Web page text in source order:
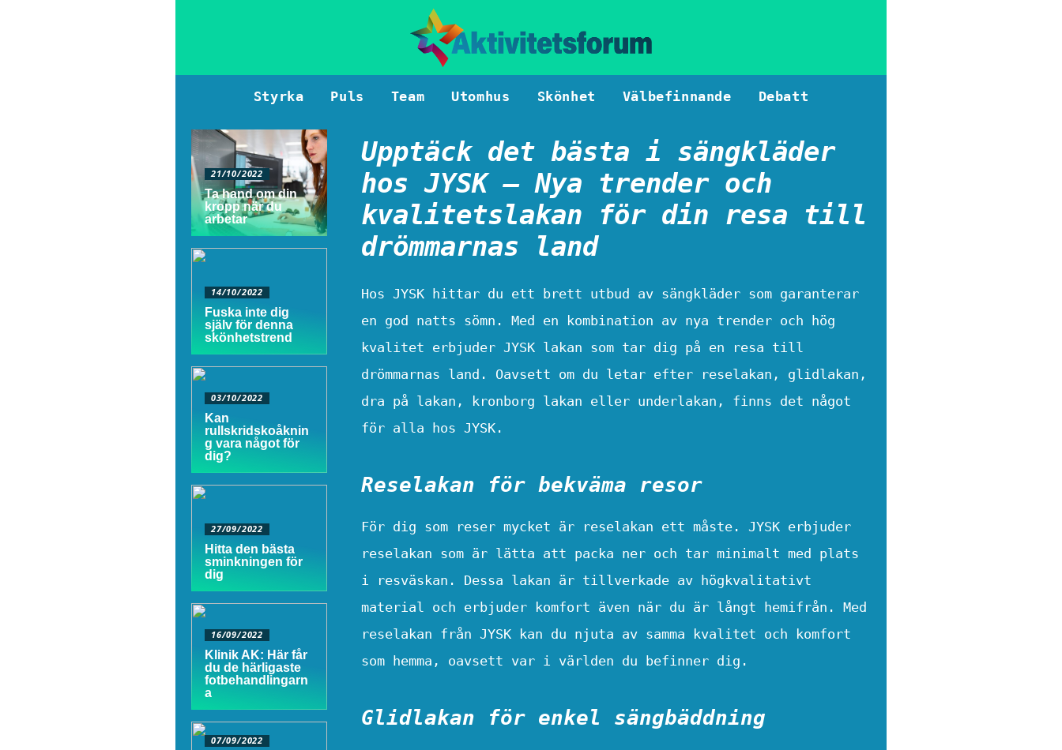
Styrka Puls Team Utomhus Skönhet Välbefinnande Debatt
Upptäck det bästa i sängkläder
hos JYSK – Nya trender och
kvalitetslakan för din resa till
drömmarnas land
Hos JYSK hittar du ett brett utbud av sängkläder som garanterar
en god natts sömn. Med en kombination av nya trender och hög
kvalitet erbjuder JYSK lakan som tar dig på en resa till
drömmarnas land. Oavsett om du letar efter reselakan, glidlakan,
dra på lakan, kronborg lakan eller underlakan, finns det något
för alla hos JYSK.
Reselakan för bekväma resor
För dig som reser mycket är reselakan ett måste. JYSK erbjuder
reselakan som är lätta att packa ner och tar minimalt med plats
i resväskan. Dessa lakan är tillverkade av högkvalitativt
material och erbjuder komfort även när du är långt hemifrån. Med
reselakan från JYSK kan du njuta av samma kvalitet och komfort
som hemma, oavsett var i världen du befinner dig.
Glidlakan för enkel sängbäddning
21/10/2022
Ta hand om din
kropp när du
arbetar
14/10/2022
Fuska inte dig
själv för denna
skönhetstrend
03/10/2022
Kan
rullskridskoåknin
g vara något för
dig?
27/09/2022
Hitta den bästa
sminkningen för
dig
16/09/2022
Klinik AK: Här får
du de härligaste
fotbehandlingarn
a
07/09/2022